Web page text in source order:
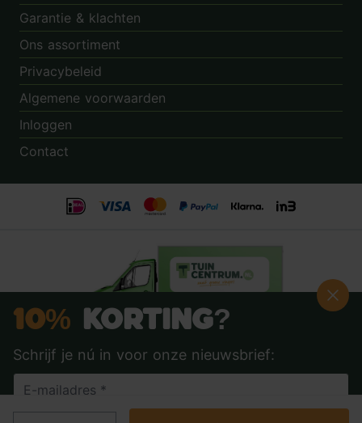
Garantie & klachten
Ons assortiment
Privacybeleid
Algemene voorwaarden
Inloggen
Contact
Beoordeling:8.9door3.862klanten
© 2014 - 2026 - Tuincentrum.nl B.V.
info@tuincentrum.nl·085 40 16 555
10% Korting?
Schrijf je nú in voor onze nieuwsbrief: